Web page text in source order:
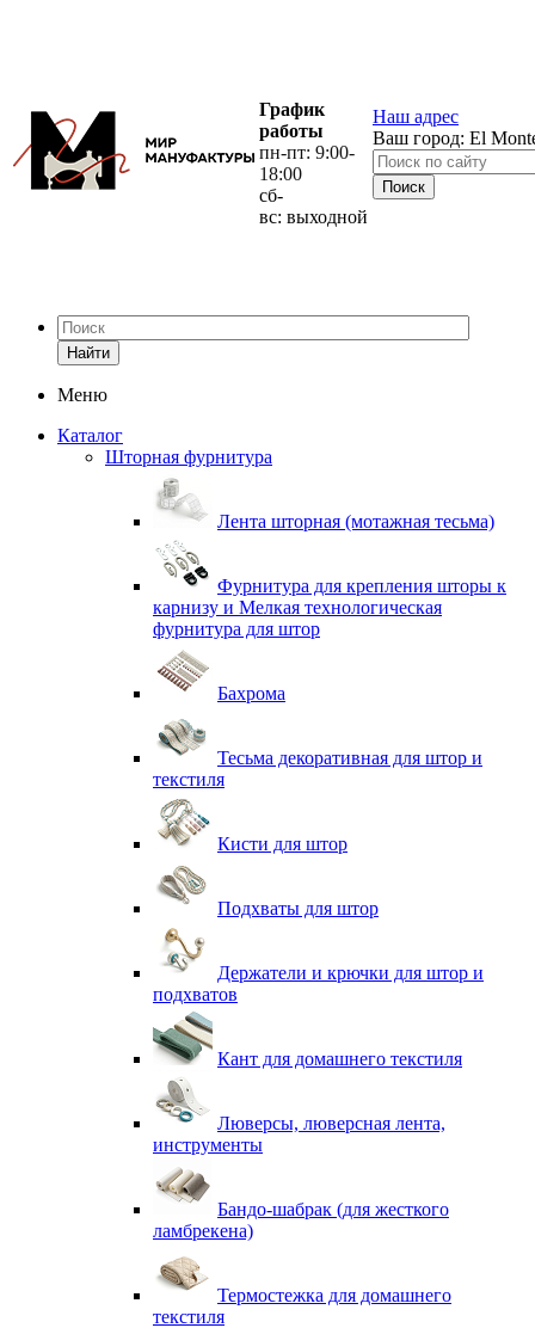
График
работы
пн-пт: 9:00-
18:00
сб-
вс: выходной
Наш адрес
Ваш город: El
Найти
Меню
Каталог
Шторная фурнитура
Лента шторная (мотажная тесьма)
Фурнитура для крепления шторы к
карнизу и Мелкая технологическая
фурнитура для штор
Бахрома
Тесьма декоративная для штор и
текстиля
Кисти для штор
Подхваты для штор
Держатели и крючки для штор и
подхватов
Кант для домашнего текстиля
Люверсы, люверсная лента,
инструменты
Бандо-шабрак (для жесткого
ламбрекена)
Термостежка для домашнего
текстиля